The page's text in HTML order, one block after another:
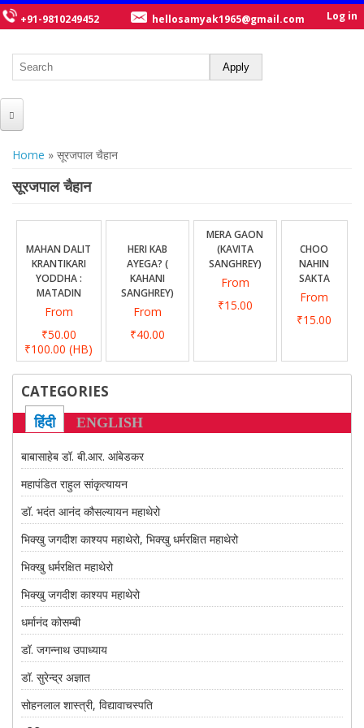
+91-9810249452 hellosamyak1965@gmail.com Log in
ABOUT US
POSTERS
GALLERY
CONTACT US
You are here
Home » सूरजपाल चैहान
सूरजपाल चैहान
MAHAN DALIT
KRANTIKARI
YODDHA :
MATADIN
From
₹50.00
₹100.00(HB)
HERI KAB
AYEGA? (
KAHANI
SANGHREY)
From
₹40.00
MERA GAON
(KAVITA
SANGHREY)
From
₹15.00
CHOO
NAHIN
SAKTA
From
₹15.00
CATEGORIES
हिंदी ENGLISH
बाबासाहेब डॉ. बी.आर. आंबेडकर
महापंडित राहुल सांकृत्यायन
डॉ. भदंत आनंद कौसल्यायन महाथेरो
भिक्खु जगदीश काश्यप महाथेरो, भिक्खु धर्मरक्षित महाथेरो
भिक्खु धर्मरक्षित महाथेरो
भिक्खु जगदीश काश्यप महाथेरो
धर्मानंद कोसम्बी
डॉ. जगन्नाथ उपाध्याय
डॉ. सुरेन्द्र अज्ञात
सोहनलाल शास्त्री, विद्यावाचस्पति